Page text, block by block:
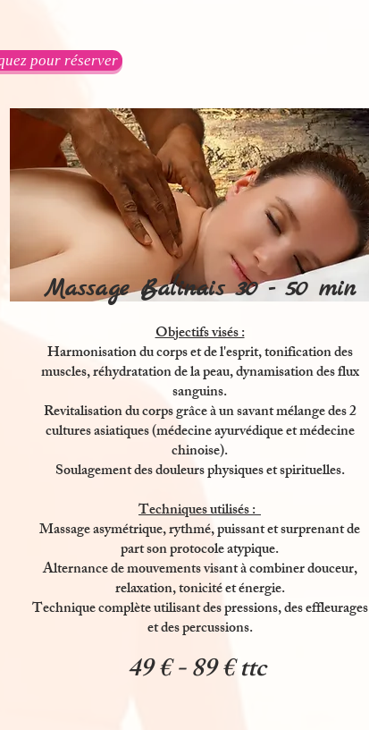
pour réserver
Massage Balinais30 - 50 min
Objectifs visés :
Harmonisation du corps et de l'esprit, tonification des
muscles, réhydratation de la peau, dynamisation des flux
sanguins.
Revitalisation du corps grâce à un savant mélange des 2
cultures asiatiques (médecine ayurvédique et médecine
chinoise).
Soulagement des douleurs physiques et spirituelles.
Techniques utilisés :
Massage asymétrique, rythmé, puissant et surprenant de
part son protocole atypique.
Alternance de mouvements visant à combiner douceur,
relaxation, tonicité et énergie.
Technique complète utilisant des pressions, des effleurages
et des percussions.
49 € - 89 € ttc